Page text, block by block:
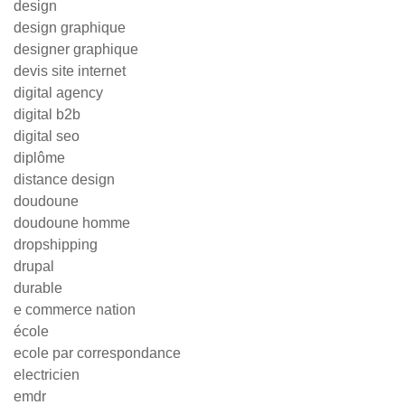
design
design graphique
designer graphique
devis site internet
digital agency
digital b2b
digital seo
diplôme
distance design
doudoune
doudoune homme
dropshipping
drupal
durable
e commerce nation
école
ecole par correspondance
electricien
emdr